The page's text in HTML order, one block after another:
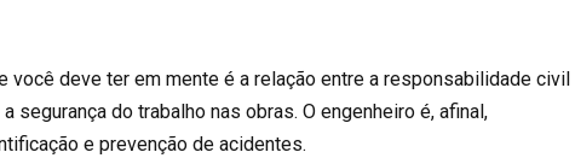
você deve ter em mente é a relação entre a responsabilidade civil
segurança do trabalho nas obras. O engenheiro é, afinal,
e prevenção de acidentes.